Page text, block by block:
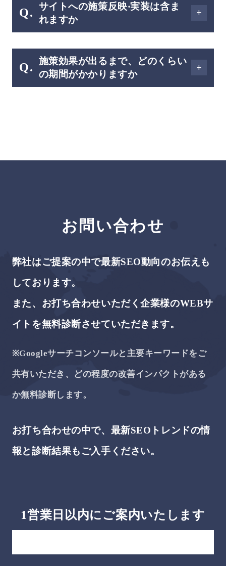
ての概要のご説明からさせていただくこ
とも可能ですし、丸投げでご依頼いただ
Q.
サイトへの施策反映‧実装は含ま
れますか
映・実装は別途お見積もりをさせていた
だきます。
Q.
施策効果が出るまで、どのくらい
の期間がかかりますか
お問い合わせ
弊社はご提案の中で最新SEO動向のお伝えも
しております。
また、お打ち合わせいただく企業様のWEBサ
イトを無料診断させていただきます。
※Googleサーチコンソールと主要キーワードをご
共有いただき、どの程度の改善インパクトがある
か無料診断します。
お打ち合わせの中で、最新SEOトレンドの情
報と診断結果もご⼊⼿ください。
1営業日以内にご案内いたします